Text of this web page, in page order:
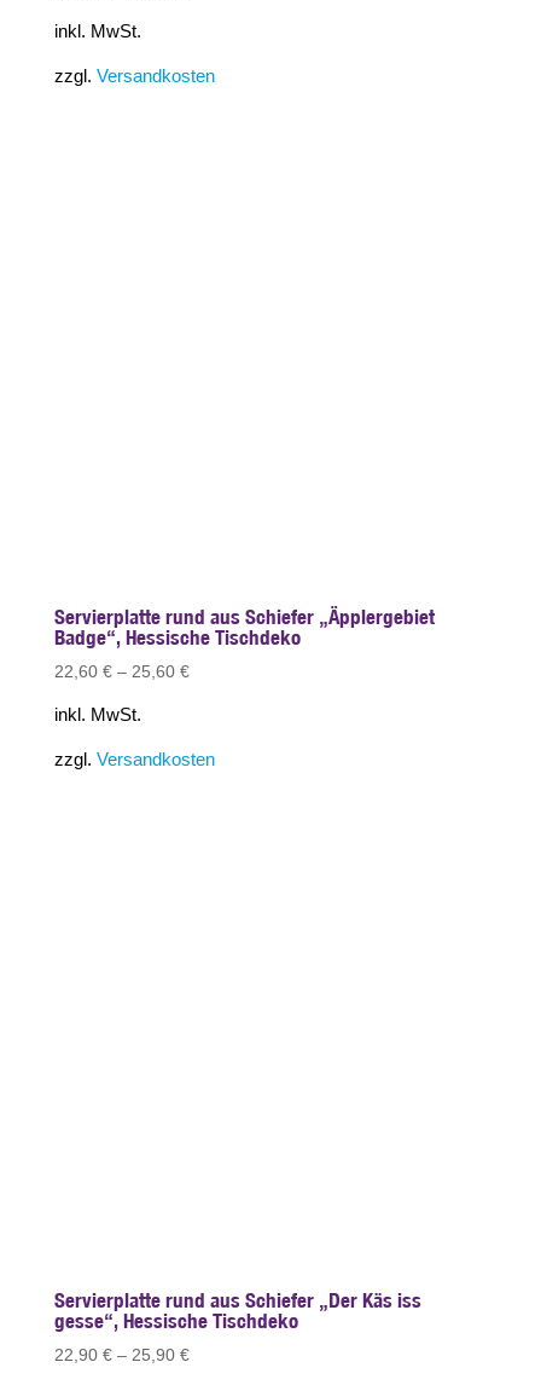
inkl. MwSt.
zzgl. Versandkosten
Servierplatte rund aus Schiefer „Äpplergebiet
Badge“, Hessische Tischdeko
22,60 €– 25,60 €
inkl. MwSt.
zzgl. Versandkosten
Servierplatte rund aus Schiefer „Der Käs iss
gesse“, Hessische Tischdeko
22,90 €– 25,90 €